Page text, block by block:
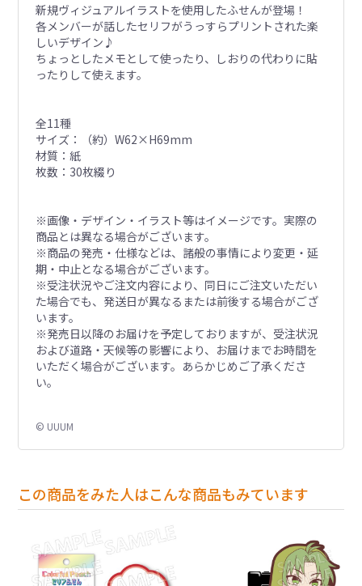
新規ヴィジュアルイラストを使用したふせんが登場！
各メンバーが話したセリフがうっすらプリントされた楽
しいデザイン♪
ちょっとしたメモとして使ったり、しおりの代わりに貼
ったりして使えます。
全11種
サイズ：（約）W62×H69mm
材質：紙
枚数：30枚綴り
※画像・デザイン・イラスト等はイメージです。実際の
商品とは異なる場合がございます。
※商品の発売・仕様などは、諸般の事情により変更・延
期・中止となる場合がございます。
※受注状況やご注文内容により、同日にご注文いただい
た場合でも、発送日が異なるまたは前後する場合がござ
います。
※発売日以降のお届けを予定しておりますが、受注状況
および道路・天候等の影響により、お届けまでお時間を
いただく場合がございます。あらかじめご了承くださ
い。
© UUUM
この商品をみた人はこんな商品もみています